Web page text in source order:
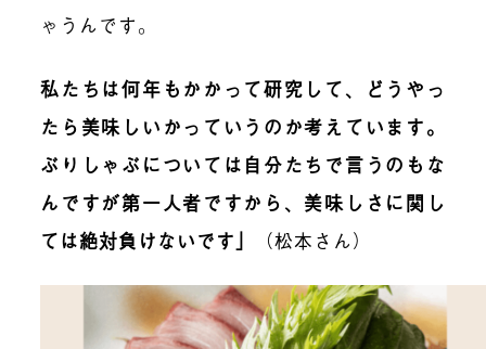
ゃうんです。
私たちは何年もかかって研究して、どうやっ
たら美味しいかっていうのか考えています。
ぶりしゃぶについては自分たちで言うのもな
んですが第一人者ですから、美味しさに関し
ては絶対負けないです 」 （松本さん）